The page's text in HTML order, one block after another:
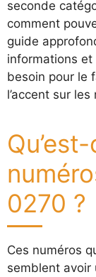
seconde
comment
guide
informations
besoin pour le
l’accent sur
0270 ?
Ces numéros
semblent avoir